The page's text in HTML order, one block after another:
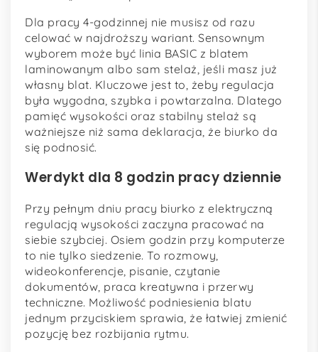
Dla pracy 4-godzinnej nie musisz od razu
celować w najdroższy wariant. Sensownym
wyborem może być linia BASIC z blatem
laminowanym albo sam stelaż, jeśli masz już
własny blat. Kluczowe jest to, żeby regulacja
była wygodna, szybka i powtarzalna. Dlatego
pamięć wysokości oraz stabilny stelaż są
ważniejsze niż sama deklaracja, że biurko da
się podnosić.
Werdykt dla 8 godzin pracy dziennie
Przy pełnym dniu pracy biurko z elektryczną
regulacją wysokości zaczyna pracować na
siebie szybciej. Osiem godzin przy komputerze
to nie tylko siedzenie. To rozmowy,
wideokonferencje, pisanie, czytanie
dokumentów, praca kreatywna i przerwy
techniczne. Możliwość podniesienia blatu
jednym przyciskiem sprawia, że łatwiej zmienić
pozycję bez rozbijania rytmu.